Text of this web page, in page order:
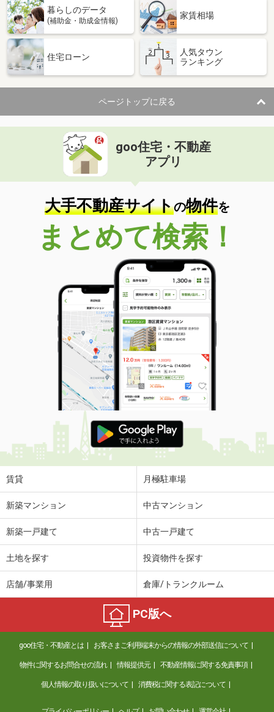
専有面積
52.62m²
間取り
2LDK
秋田県秋田市川元小川町
価 格
6.40万円
住 所
秋田県秋田市川元小川町
専有面積 59.77m²
秋田県秋田市新屋前野町
価 格
住 所
秋田県秋田市新屋前野町
間取り
2DK
秋田県秋田市新屋前野町
5.25万円
秋田県秋田市新屋前野町
専有面積 51.67m²
間取り
2DK
秋田県能代市字宮ノ前
価 格
4.80万円
住 所
秋田県能代市字宮ノ前
専有面積 41.01m²
間取り
2DK
秋田県秋田市広面字谷内佐渡
価 格
6.80万円
住 所
秋田県秋田市広面字谷内佐渡
秋田県秋田市仁井田本町４
秋田県秋田市仁井田本町４
秋田県能代市能代町字赤沼
価 格
4.85万円
住 所
秋田県能代市能代町字赤沼
間取り
ワンルーム
暮らしのデータ
(補助金・助成金情報)
家賃相場
住宅ローン
人気タウン
ランキング
ページトップに戻る
goo住宅・不動産
アプリ
大手不動産サイトの物件を
まとめて検索！
賃貸 月極駐車場
新築マンション 中古マンション
新築一戸建て 中古一戸建て
土地を探す 投資物件を探す
店舗/事業用 倉庫/トランクルーム
PC版へ
goo住宅・不動産とは お客さまご利用端末からの情報の外部送信について
物件に関するお問合せの流れ 情報提供元 不動産情報に関する免責事項
個人情報の取り扱いについて 消費税に関する表記について